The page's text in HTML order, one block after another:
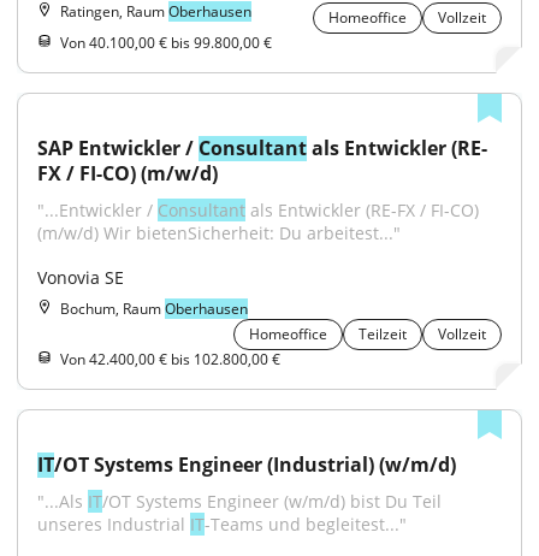
Ratingen, RaumOberhausen Homeoffice
Vollzeit
Von 40.100,00 € bis 99.800,00 €
SAP Entwickler / Consultant als Entwickler (RE-
FX / FI-CO) (m/w/d)
"...Entwickler / Consultant als Entwickler (RE-FX / FI-CO)
(m/w/d) Wir bietenSicherheit: Du arbeitest..."
Vonovia SE
Bochum, RaumOberhausen
Homeoffice
Teilzeit
Vollzeit
Von 42.400,00 € bis 102.800,00 €
IT/OT Systems Engineer (Industrial) (w/m/d)
"...Als IT/OT Systems Engineer (w/m/d) bist Du Teil
unseres Industrial IT-Teams und begleitest..."